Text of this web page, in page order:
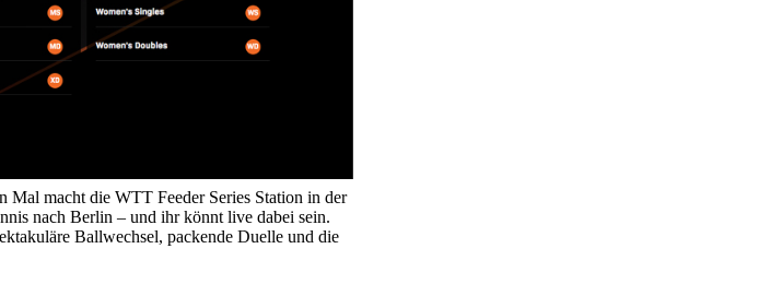
macht die WTT Feeder Series Station in der
nach Berlin – und ihr könnt live dabei sein.
Ballwechsel, packende Duelle und die